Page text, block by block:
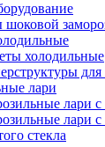
холодильные
для
лари
лари
лари
стекла